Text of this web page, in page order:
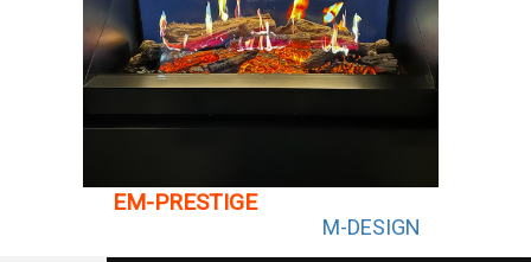
EM-PRESTIGE
M-DESIGN